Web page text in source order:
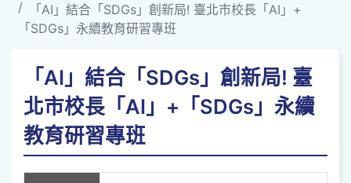
「AI」結合「SDGs」創新局! 臺北市校長「AI」+
「SDGs」永續教育研習專班
「AI」結合「SDGs」創新局! 臺
北市校長「AI」+「SDGs」永續
教育研習專班